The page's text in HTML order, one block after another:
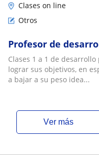
Clases on line
Otros
Profesor de
Clases 1 a 1 de
lograr sus objetivos, en
a bajar a su peso idea...
ver más